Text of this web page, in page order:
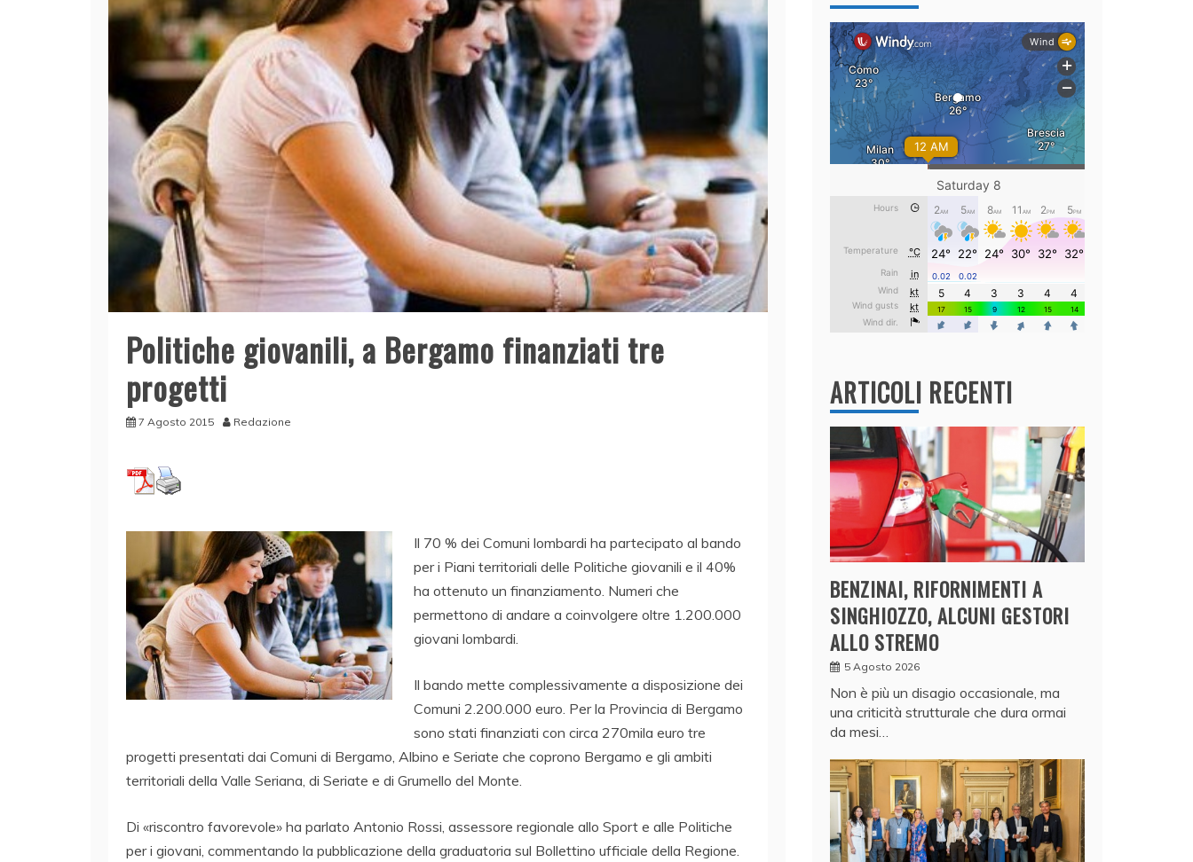
Politiche giovanili, a Bergamo finanziati tre
progetti
7 Agosto 2015 Redazione
Il 70 % dei Comuni lombardi ha partecipato al bando
per i Piani territoriali delle Politiche giovanili e il 40%
ha ottenuto un finanziamento. Numeri che
permettono di andare a coinvolgere oltre 1.200.000
giovani lombardi.
Il bando mette complessivamente a disposizione dei
Comuni 2.200.000 euro. Per la Provincia di Bergamo
sono stati finanziati con circa 270mila euro tre
progetti presentati dai Comuni di Bergamo, Albino e Seriate che coprono Bergamo e gli ambiti
territoriali della Valle Seriana, di Seriate e di Grumello del Monte.
Di «riscontro favorevole» ha parlato Antonio Rossi, assessore regionale allo Sport e alle Politiche
per i giovani, commentando la pubblicazione della graduatoria sul Bollettino ufficiale della Regione.
ARTICOLI RECENTI
BENZINAI, RIFORNIMENTI A
SINGHIOZZO, ALCUNI GESTORI
ALLO STREMO
5 Agosto 2026
Non è più un disagio occasionale, ma
una criticità strutturale che dura ormai
da mesi…